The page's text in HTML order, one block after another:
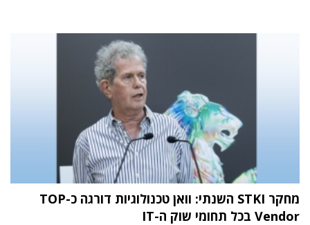
מחקר STKI השנתי: וואן טכנולוגיות דורגה כ-TOP
Vendor בכל תחומי שוק ה-IT